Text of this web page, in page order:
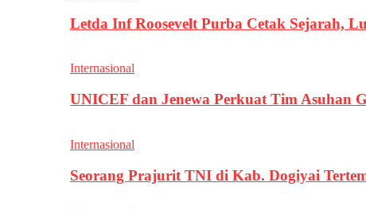
Letda Inf Roosevelt Purba Cetak Sejarah,
Internasional
UNICEF dan Jenewa Perkuat Tim Asuhan
Internasional
Seorang Prajurit TNI di Kab. Dogiyai